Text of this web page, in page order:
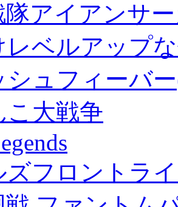
隊アイアンサ
レベルアップ
シュフィーバ
こ大戦争
ズフロントラ